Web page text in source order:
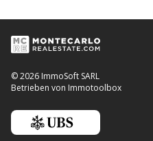
© 2026 ImmoSoft SARL
Betrieben von Immotoolbox